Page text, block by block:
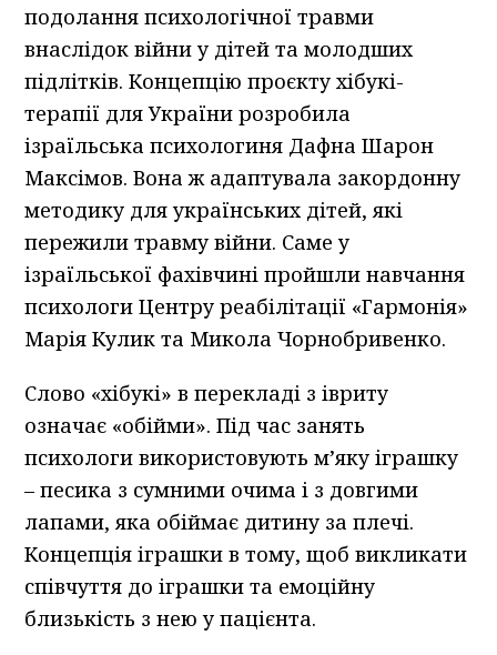
подолання психологічної травми
внаслідок війни у дітей та молодших
підлітків. Концепцію проєкту хібукі-
терапії для України розробила
ізраїльська психологиня Дафна Шарон
Максімов. Вона ж адаптувала закордонну
методику для українських дітей, які
пережили травму війни. Саме у
ізраїльської фахівчині пройшли навчання
психологи Центру реабілітації «Гармонія»
Марія Кулик та Микола Чорнобривенко.
Слово «хібукі» в перекладі з івриту
означає «обійми». Під час занять
психологи використовують м’яку іграшку
– песика з сумними очима і з довгими
лапами, яка обіймає дитину за плечі.
Концепція іграшки в тому, щоб викликати
співчуття до іграшки та емоційну
близькість з нею у пацієнта.